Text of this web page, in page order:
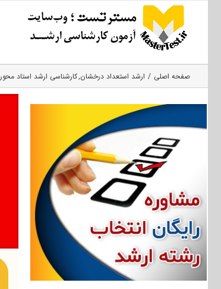
صفحه اصلی ارشد استعداد درخشان کارشناسی ارشد استاد محور